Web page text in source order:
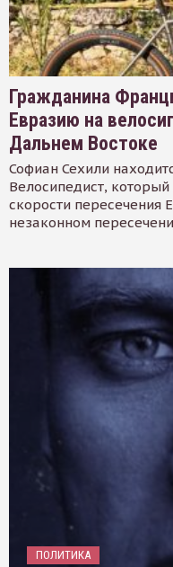
Гражданина
Евразию на
Дальнем Востоке
Софиан Сехили
Велосипедист,
скорости пересечения
незаконном
ПОЛИТИКА